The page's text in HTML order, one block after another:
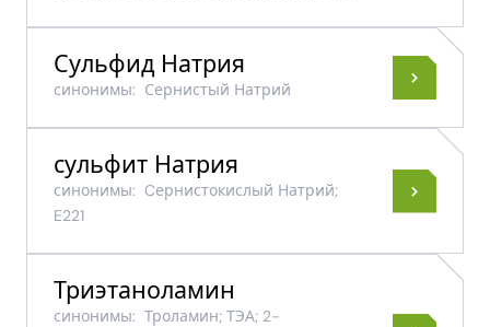
Сульфид Натрия
синонимы: Сернистый Натрий
сульфит Натрия
синонимы: Cернистокислый Натрий;
E221
Триэтаноламин
синонимы: Троламин; ТЭА; 2-